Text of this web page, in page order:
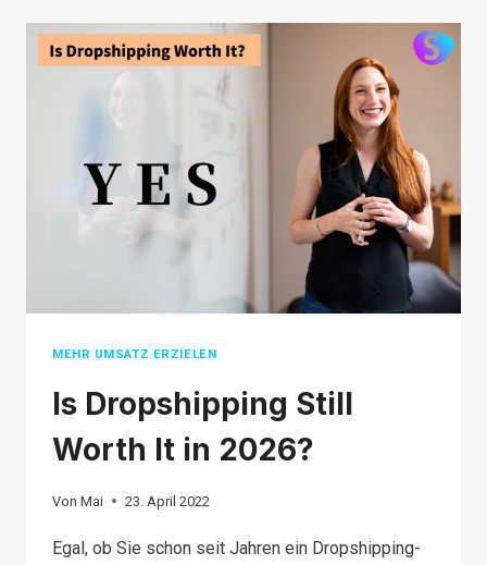
GUIDANCE
IN
MEHR UMSATZ ERZIELEN
Is Dropshipping Still
Worth It in 2026?
Von Mai 23. April 2022
Egal, ob Sie schon seit Jahren ein Dropshipping-